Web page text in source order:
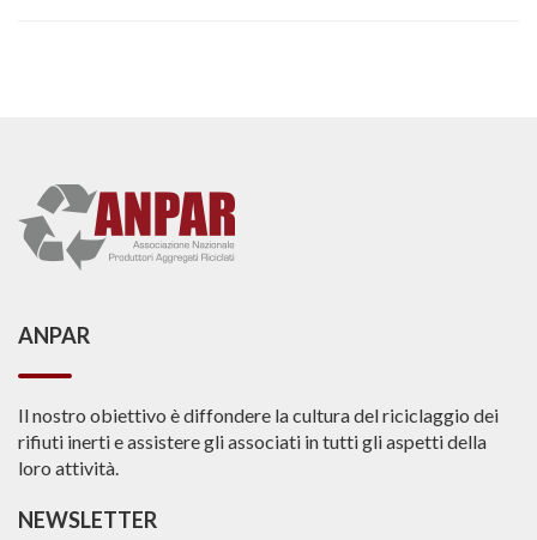
ANPAR
Il nostro obiettivo è diffondere la cultura del riciclaggio dei
rifiuti inerti e assistere gli associati in tutti gli aspetti della
loro attività.
NEWSLETTER